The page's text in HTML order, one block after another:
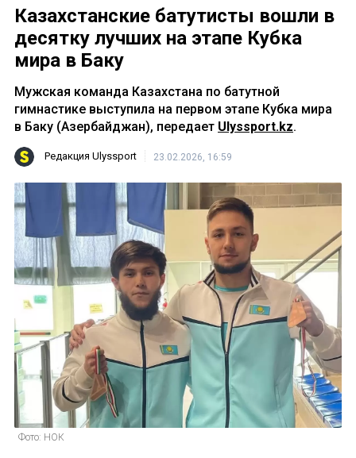
Казахстанские батутисты вошли в
десятку лучших на этапе Кубка
мира в Баку
Мужская команда Казахстана по батутной
гимнастике выступила на первом этапе Кубка мира
в Баку (Азербайджан), передает Ulyssport.kz.
Редакция Ulyssport 23.02.2026, 16:59
Фото: НОК